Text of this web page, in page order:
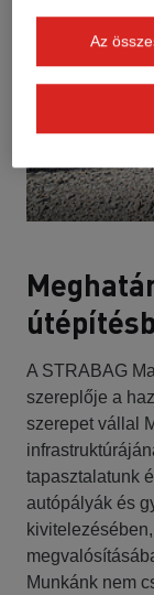
A STRABAG
szereplője a
szerepet vállal
tapasztalatunk
autópályák és
Munkánk nem
Az